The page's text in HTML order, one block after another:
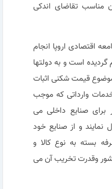
مناسب تقاضای اندکی
اقتصادی اروپا انجام
است و به دولتها
قیمت شکنی اثبات
خدمات وارداتی که موجب
برای صنایع داخلی می
نمایند و از صنایع خود
بسته به نوع کالا و
وقدرت تخریب آن می